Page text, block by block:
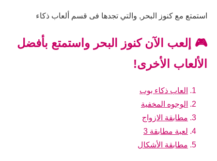
استمتع مع كنوز البحر, والتي تجدها فى قسم ألعاب ذكاء
🎮 إلعب الآن كنوز البحر واستمتع بأفضل
الألعاب الأخرى!
العاب ذكاء بوب
الوجوه المخفية
مطابقة الازواج
لعبة مطابقة 3
مطابقة الأشكال